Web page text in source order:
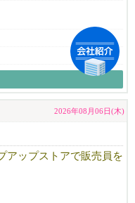
まからのご応募を心より
2026年08月06日(木)
アップストアで販売員を